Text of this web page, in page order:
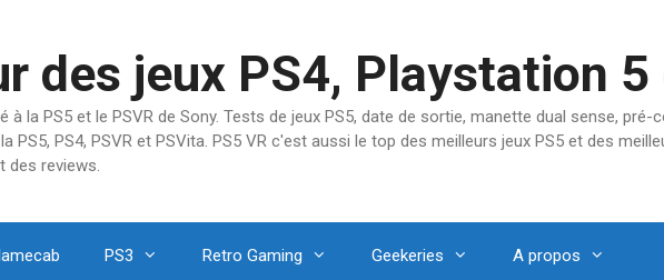
des jeux PS4, Playstation 5
à la PS5 et le PSVR de Sony. Tests de jeux PS5, date de sortie, manette dual sense,
PS5, PS4, PSVR et PSVita. PS5 VR c'est aussi le top des meilleurs jeux PS5 et des
des reviews.
PS3 Retro Gaming Geekeries A propos